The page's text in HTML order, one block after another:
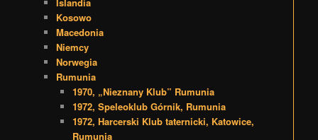
Islandia
Kosowo
Macedonia
Niemcy
Norwegia
Rumunia
1970, „Nieznany Klub” Rumunia
1972, Speleoklub Górnik, Rumunia
1972, Harcerski Klub taternicki, Katowice,
Rumunia